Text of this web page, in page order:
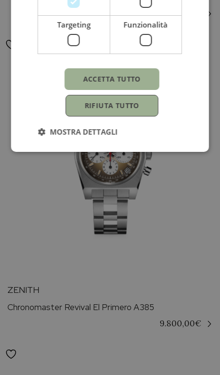
12.000,00
ZENITH
Chronomaster Revival El Primero A385
9.800,00€
Targeting Funzionalità
ACCETTA TUTTO
RIFIUTA TUTTO
MOSTRA DETTAGLI